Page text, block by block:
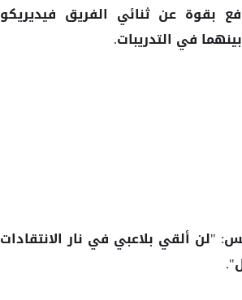
بقوة عن ثنائي الفريق فيديريكو
في التدريبات.
"لن ألقي بلاعبي في نارالانتقادات